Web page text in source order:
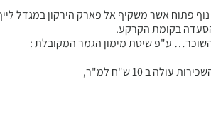
בקומת הקרקע.
השוכר… ע"פ שיטת מימון הגמר המקובלת :